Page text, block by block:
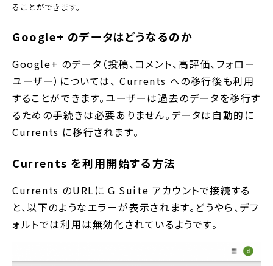
ることができます。
Google+ のデータはどうなるのか
Google+ のデータ（投稿、コメント、高評価、フォロー
ユーザー）については、 Currents への移行後も利用
することができます。ユーザーは過去のデータを移行す
るための手続きは必要ありません。データは自動的に
Currents に移行されます。
Currents を利用開始する方法
Currents のURLに G Suite アカウントで接続する
と、以下のようなエラーが表示されます。どうやら、デフ
ォルトでは利用は無効化されているようです。